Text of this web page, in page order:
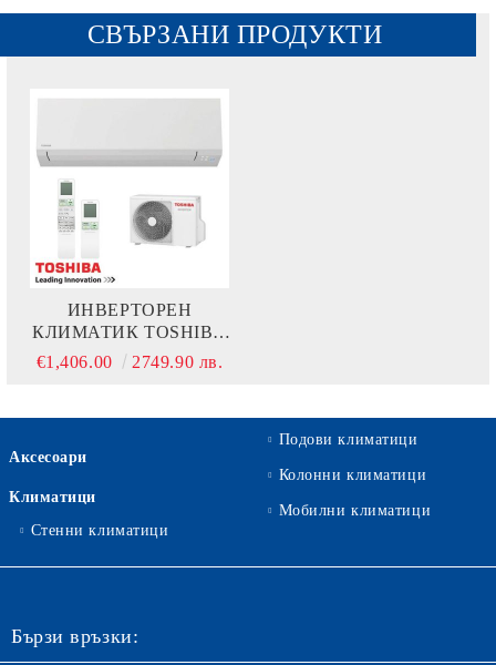
СВЪРЗАНИ ПРОДУКТИ
ИНВЕРТОРЕН
КЛИМАТИК TOSHIBA
SHORAI EDGE RAS-
B18G3KVSG-E + RAS-
€1,406.00 2749.90 лв.
Аксесоари
Климатици
Стенни климатици
Подови климатици
Колонни климатици
Мобилни климатици
Бързи връзки: